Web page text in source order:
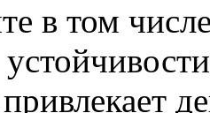
в том